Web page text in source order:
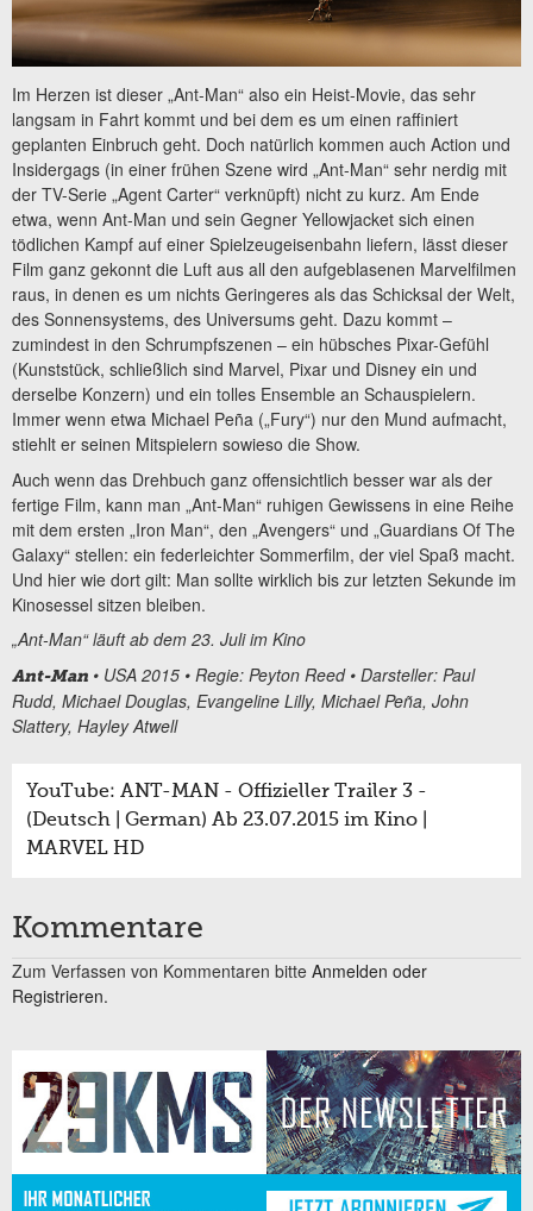
Im Herzen ist dieser „Ant-Man“ also ein Heist-Movie, das sehr
langsam in Fahrt kommt und bei dem es um einen raffiniert
geplanten Einbruch geht. Doch natürlich kommen auch Action und
Insidergags (in einer frühen Szene wird „Ant-Man“ sehr nerdig mit
der TV-Serie „Agent Carter“ verknüpft) nicht zu kurz. Am Ende
etwa, wenn Ant-Man und sein Gegner Yellowjacket sich einen
tödlichen Kampf auf einer Spielzeugeisenbahn liefern, lässt dieser
Film ganz gekonnt die Luft aus all den aufgeblasenen Marvelfilmen
raus, in denen es um nichts Geringeres als das Schicksal der Welt,
des Sonnensystems, des Universums geht. Dazu kommt –
zumindest in den Schrumpfszenen – ein hübsches Pixar-Gefühl
(Kunststück, schließlich sind Marvel, Pixar und Disney ein und
derselbe Konzern) und ein tolles Ensemble an Schauspielern.
Immer wenn etwa Michael Peña („Fury“) nur den Mund aufmacht,
stiehlt er seinen Mitspielern sowieso die Show.
Auch wenn das Drehbuch ganz offensichtlich besser war als der
fertige Film, kann man „Ant-Man“ ruhigen Gewissens in eine Reihe
mit dem ersten „Iron Man“, den „Avengers“ und „Guardians Of The
Galaxy“ stellen: ein federleichter Sommerfilm, der viel Spaß macht.
Und hier wie dort gilt: Man sollte wirklich bis zur letzten Sekunde im
Kinosessel sitzen bleiben.
„Ant-Man“ läuft ab dem 23. Juli im Kino
Ant-Man • USA 2015 • Regie: Peyton Reed • Darsteller: Paul
Rudd, Michael Douglas, Evangeline Lilly, Michael Peña, John
Slattery, Hayley Atwell
YouTube: ANT-MAN - Offizieller Trailer 3 -
(Deutsch | German) Ab 23.07.2015 im Kino |
MARVEL HD
Kommentare
Zum Verfassen von Kommentaren bitte Anmelden oder
Registrieren.